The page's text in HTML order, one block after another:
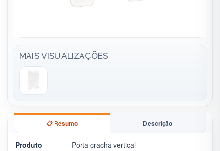
MAIS VISUALIZAÇÕES
📋 Resumo Descrição
Produto
Porta crachá vertical